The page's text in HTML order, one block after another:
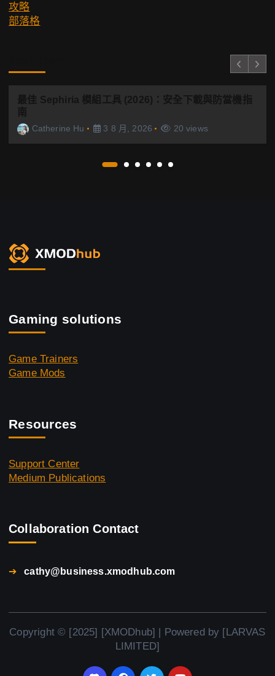
攻略
部落格
最佳 Sephiria 模組工具 (2026)：安全下載與防當機指
南
Catherine Hu 3 8 月, 2026 20 views
Gaming solutions
Game Trainers
Game Mods
Resources
Support Center
Medium Publications
Collaboration Contact
➔ cathy@business.xmodhub.com
Copyright © [2025] [XMODhub] | Powered by [LARVAS
LIMITED]